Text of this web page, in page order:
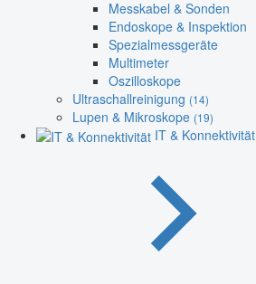
Messkabel & Sonden
Endoskope & Inspektion
Spezialmessgeräte
Multimeter
Oszilloskope
Ultraschallreinigung (14)
Lupen & Mikroskope (19)
IT & Konnektivität